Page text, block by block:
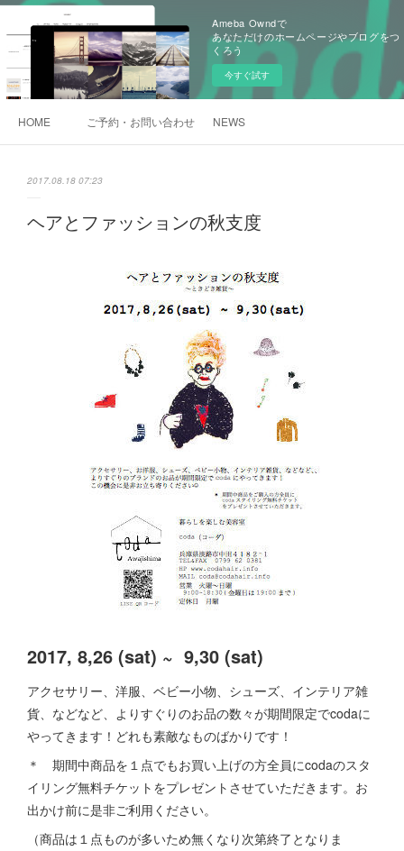
Ameba Owndで
あなただけのホームページやブログをつ
くろう
今すぐ試す
HOME ご予約・お問い合わせ NEWS
2017.08.18 07:23
ヘアとファッションの秋支度
2017, 8,26 (sat) ~ 9,30 (sat)
アクセサリー、洋服、ベビー小物、シューズ、インテリア雑
貨、などなど、よりすぐりのお品の数々が期間限定でcodaに
やってきます！どれも素敵なものばかりです！
＊ 期間中商品を１点でもお買い上げの方全員にcodaのスタ
イリング無料チケットをプレゼントさせていただきます。お
出かけ前に是非ご利用ください。
（商品は１点ものが多いため無くなり次第終了となりま